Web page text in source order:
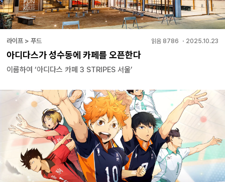
라이프 > 푸드 읽음 8786 ・ 2025.10.23
아디다스가 성수동에 카페를 오픈한다
이름하여 ‘아디다스 카페 3 STRIPES 서울’